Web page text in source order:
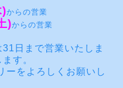
からの営業
)からの営業
日まで営業いたしま
す。
ーをよろしくお願いし